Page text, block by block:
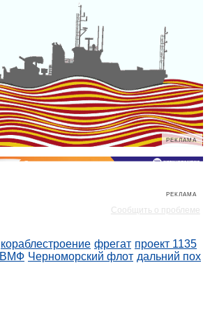
РЕКЛАМА
РЕКЛАМА
Сообщить о проблеме
кораблестроение фрегат проект 1135
ВМФ Черноморский флот дальний пох